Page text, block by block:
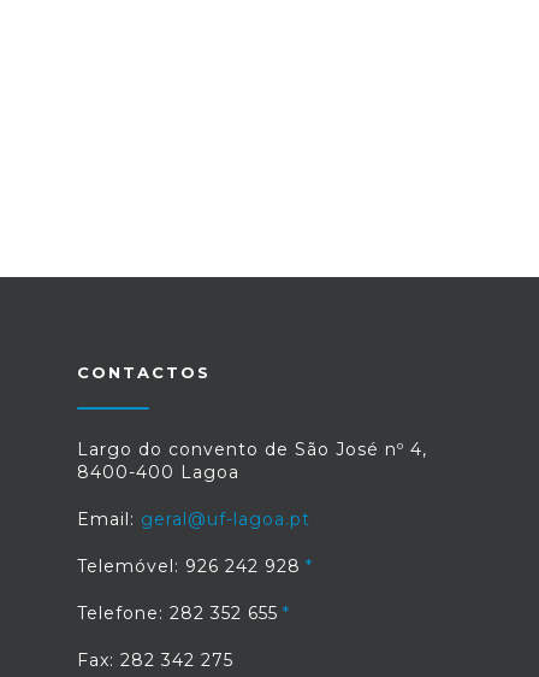
CONTACTOS
Largo do convento de São José nº 4,
8400-400 Lagoa
Email: geral@uf-lagoa.pt
Telemóvel: 926 242 928
Telefone: 282 352 655
Fax: 282 342 275